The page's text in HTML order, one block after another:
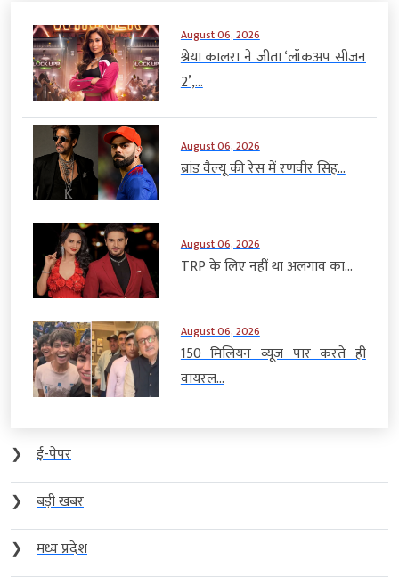
August 06, 2026
श्रेया कालरा ने जीता ‘लॉकअप सीजन
2’,...
August 06, 2026
ब्रांड वैल्यू की रेस में रणवीर सिंह...
August 06, 2026
TRP के लिए नहीं था अलगाव का...
August 06, 2026
150 मिलियन व्यूज पार करते ही
वायरल...
❯
ई-पेपर
❯
बड़ी खबर
❯
मध्य प्रदेश